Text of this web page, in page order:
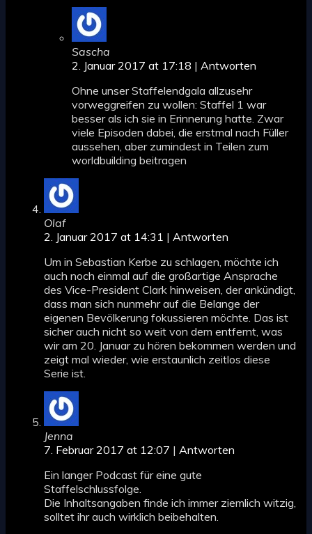
Sascha
2. Januar 2017 at 17:18 | Antworten
Ohne unser Staffelendgala allzusehr
vorweggreifen zu wollen: Staffel 1 war
besser als ich sie in Erinnerung hatte. Zwar
viele Episoden dabei, die erstmal nach Füller
aussehen, aber zumindest in Teilen zum
worldbuilding beitragen
Olaf
2. Januar 2017 at 14:31 | Antworten
Um in Sebastian Kerbe zu schlagen, möchte ich
auch noch einmal auf die großartige Ansprache
des Vice-President Clark hinweisen, der ankündigt,
dass man sich nunmehr auf die Belange der
eigenen Bevölkerung fokussieren möchte. Das ist
sicher auch nicht so weit von dem entfernt, was
wir am 20. Januar zu hören bekommen werden und
zeigt mal wieder, wie erstaunlich zeitlos diese
Serie ist.
Jenna
7. Februar 2017 at 12:07 | Antworten
Ein langer Podcast für eine gute
Staffelschlussfolge.
Die Inhaltsangaben finde ich immer ziemlich witzig,
solltet ihr auch wirklich beibehalten.